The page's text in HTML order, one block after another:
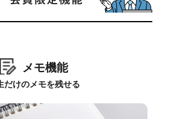
メモ機能
だけのメモを残せる